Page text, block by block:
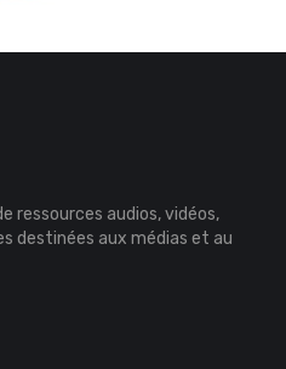
ressources audios, vidéos,
destinées aux médias et au